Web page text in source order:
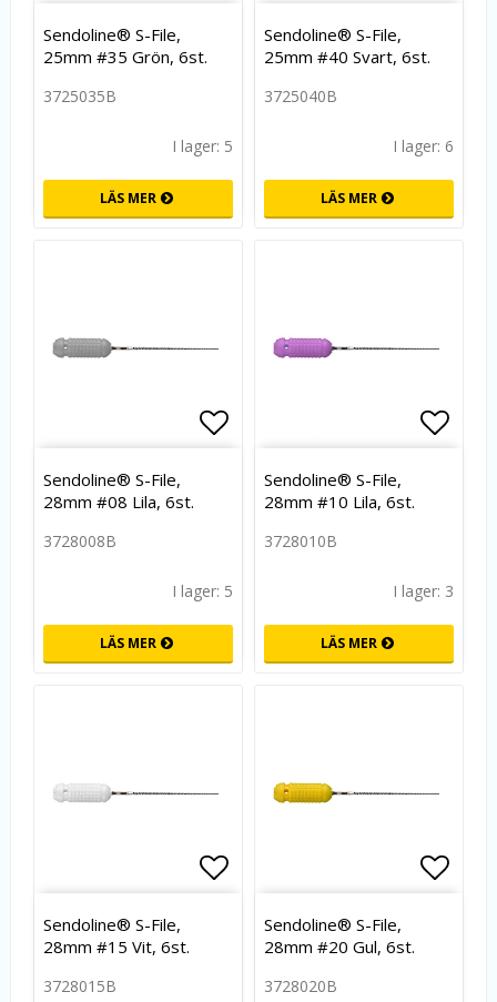
Lägg till i favoritlistan
Sendoline® S-File,
25mm #35 Grön, 6st.
3725035B
I lager: 5
LÄS MER
Sendoline® S-File,
25mm #40 Svart, 6st.
3725040B
I lager: 6
LÄS MER
Lägg till i favoritlistan
Sendoline® S-File,
28mm #08 Lila, 6st.
3728008B
I lager: 5
LÄS MER
Sendoline® S-File,
28mm #10 Lila, 6st.
3728010B
I lager: 3
LÄS MER
Lägg till i favoritlistan
Sendoline® S-File,
28mm #15 Vit, 6st.
3728015B
Sendoline® S-File,
28mm #20 Gul, 6st.
3728020B